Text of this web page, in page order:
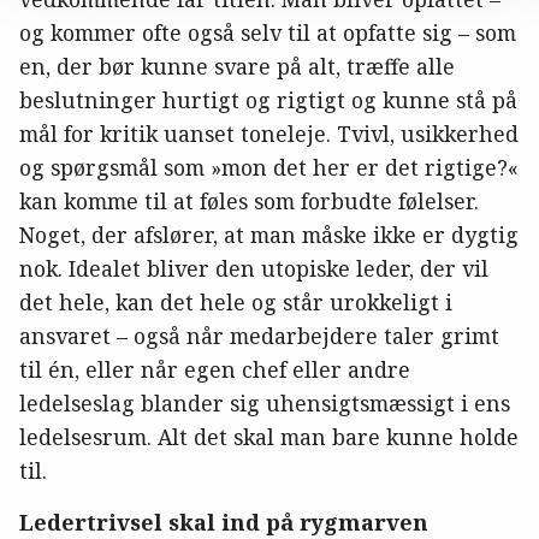
og kommer ofte også selv til at opfatte sig – som
en, der bør kunne svare på alt, træffe alle
beslutninger hurtigt og rigtigt og kunne stå på
mål for kritik uanset toneleje. Tvivl, usikkerhed
og spørgsmål som »mon det her er det rigtige?«
kan komme til at føles som forbudte følelser.
Noget, der afslører, at man måske ikke er dygtig
nok. Idealet bliver den utopiske leder, der vil
det hele, kan det hele og står urokkeligt i
ansvaret – også når medarbejdere taler grimt
til én, eller når egen chef eller andre
ledelseslag blander sig uhensigtsmæssigt i ens
ledelsesrum. Alt det skal man bare kunne holde
til.
Ledertrivsel skal ind på rygmarven